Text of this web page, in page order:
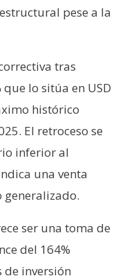
pese a la
tras
lo sitúa en USD
histórico
El retroceso se
inferior al
una venta
generalizado.
ser una toma de
del 164%
de inversión